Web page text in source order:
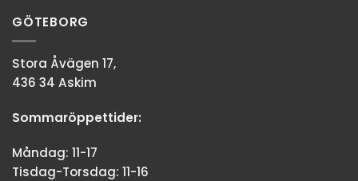
GÖTEBORG
Stora Åvägen 17,
436 34 Askim
Sommaröppettider:
Måndag: 11-17
Tisdag-Torsdag: 11-16